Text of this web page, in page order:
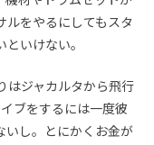
ルをやるにしてもスタ
いけない。
はジャカルタから飛行
ブをするには一度彼
いし。とにかくお金が